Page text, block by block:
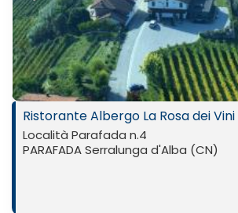
Previ
ous
Ristorante Albergo La Rosa dei Vini
Località Parafada n.4
PARAFADA Serralunga d'Alba (CN)